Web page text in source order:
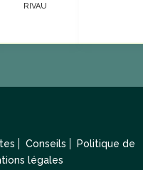
RIVAU
Conseils
Politique de
légales